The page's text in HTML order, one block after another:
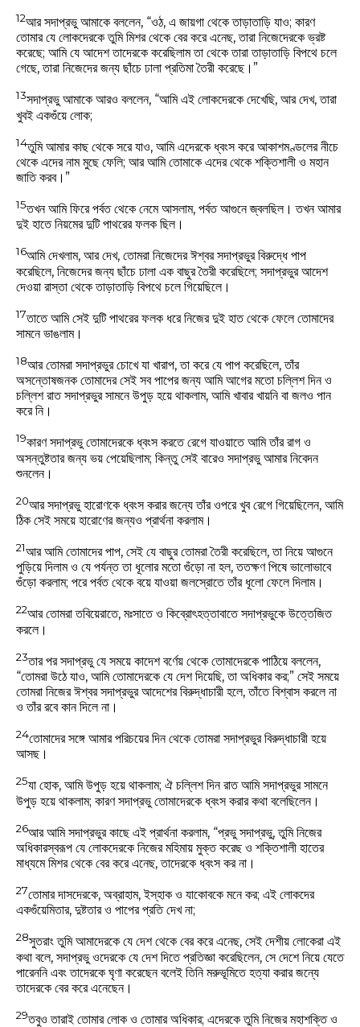
12আর সদাপ্রভু আমাকে বললেন, “ওঠ, এ জায়গা থেকে তাড়াতাড়ি যাও; কারণ
তোমার যে লোকদেরকে তুমি মিশর থেকে বের করে এনেছ, তারা নিজেদেরকে ভ্রষ্ট
করেছে; আমি যে আদেশ তাদেরকে করেছিলাম তা থেকে তারা তাড়াতাড়ি বিপথে চলে
গেছে, তারা নিজেদের জন্য ছাঁচে ঢালা প্রতিমা তৈরী করেছে।”
13সদাপ্রভু আমাকে আরও বললেন, “আমি এই লোকদেরকে দেখেছি, আর দেখ, তারা
খুবই একগুঁয়ে লোক;
14তুমি আমার কাছ থেকে সরে যাও, আমি এদেরকে ধ্বংস করে আকাশমণ্ডলের নীচে
থেকে এদের নাম মুছে ফেলি; আর আমি তোমাকে এদের থেকে শক্তিশালী ও মহান
জাতি করব।”
15তখন আমি ফিরে পর্বত থেকে নেমে আসলাম, পর্বত আগুনে জ্বলছিল। তখন আমার
দুই হাতে নিয়মের দুটি পাথরের ফলক ছিল।
16আমি দেখলাম, আর দেখ, তোমরা নিজেদের ঈশ্বর সদাপ্রভুর বিরুদ্ধে পাপ
করেছিলে, নিজেদের জন্য ছাঁচে ঢালা এক বাছুর তৈরী করেছিলে; সদাপ্রভুর আদেশ
দেওয়া রাস্তা থেকে তাড়াতাড়ি বিপথে চলে গিয়েছিলে।
17তাতে আমি সেই দুটি পাথরের ফলক ধরে নিজের দুই হাত থেকে ফেলে তোমাদের
সামনে ভাঙলাম।
18আর তোমরা সদাপ্রভুর চোখে যা খারাপ, তা করে যে পাপ করেছিলে, তাঁর
অসন্তোষজনক তোমাদের সেই সব পাপের জন্য আমি আগের মতো চল্লিশ দিন ও
চল্লিশ রাত সদাপ্রভুর সামনে উপুড় হয়ে থাকলাম, আমি খাবার খায়নি বা জলও পান
করে নি।
19কারণ সদাপ্রভু তোমাদেরকে ধ্বংস করতে রেগে যাওয়াতে আমি তাঁর রাগ ও
অসন্তুষ্টতার জন্য ভয় পেয়েছিলাম; কিন্তু সেই বারেও সদাপ্রভু আমার নিবেদন
শুনলেন।
20আর সদাপ্রভু হারোণকে ধ্বংস করার জন্যে তাঁর ওপরে খুব রেগে গিয়েছিলেন, আমি
ঠিক সেই সময়ে হারোণের জন্যও প্রার্থনা করলাম।
21আর আমি তোমাদের পাপ, সেই যে বাছুর তোমরা তৈরী করেছিলে, তা নিয়ে আগুনে
পুড়িয়ে দিলাম ও যে পর্যন্ত তা ধূলোর মতো গুঁড়ো না হল, ততক্ষণ পিষে ভালোভাবে
গুঁড়ো করলাম; পরে পর্বত থেকে বয়ে যাওয়া জলস্রোতে তাঁর ধূলো ফেলে দিলাম।
22আর তোমরা তবিয়েরাতে, মঃসাতে ও কিব্রোৎহত্তাবাতে সদাপ্রভুকে উত্তেজিত
করলে।
23তার পর সদাপ্রভু যে সময়ে কাদেশ বর্ণেয় থেকে তোমাদেরকে পাঠিয়ে বললেন,
“তোমরা উঠে যাও, আমি তোমাদেরকে যে দেশ দিয়েছি, তা অধিকার কর;” সেই সময়ে
তোমরা নিজের ঈশ্বর সদাপ্রভুর আদেশের বিরুদ্ধাচারী হলে, তাঁতে বিশ্বাস করলে না
ও তাঁর রবে কান দিলে না।
24তোমাদের সঙ্গে আমার পরিচয়ের দিন থেকে তোমরা সদাপ্রভুর বিরুদ্ধাচারী হয়ে
আসছ।
25যা হোক, আমি উপুড় হয়ে থাকলাম; ঐ চল্লিশ দিন রাত আমি সদাপ্রভুর সামনে
উপুড় হয়ে থাকলাম; কারণ সদাপ্রভু তোমাদেরকে ধ্বংস করার কথা বলেছিলেন।
26আর আমি সদাপ্রভুর কাছে এই প্রার্থনা করলাম, “প্রভু সদাপ্রভু, তুমি নিজের
অধিকারস্বরূপ যে লোকদেরকে নিজের মহিমায় মুক্ত করেছ ও শক্তিশালী হাতের
মাধ্যমে মিশর থেকে বের করে এনেছ, তাদেরকে ধ্বংস কর না।
27তোমার দাসদেরকে, অব্রাহাম, ইস্‌হাক ও যাকোবকে মনে কর; এই লোকদের
একগুঁয়েমিতার, দুষ্টতার ও পাপের প্রতি দেখ না;
28সুতরাং তুমি আমাদেরকে যে দেশ থেকে বের করে এনেছ, সেই দেশীয় লোকেরা এই
কথা বলে, সদাপ্রভু ওদেরকে যে দেশ দিতে প্রতিজ্ঞা করেছিলেন, সে দেশে নিয়ে যেতে
পারেননি এবং তাদেরকে ঘৃণা করেছেন বলেই তিনি মরুভূমিতে হত্যা করার জন্যে
তাদেরকে বের করে এনেছেন।
29তবুও তারাই তোমার লোক ও তোমার অধিকার; এদেরকে তুমি নিজের মহাশক্তি ও